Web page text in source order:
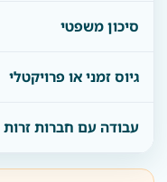
סיכון משפטי
גיוס זמני או פרויקטלי
עבודה עם חברות זרות